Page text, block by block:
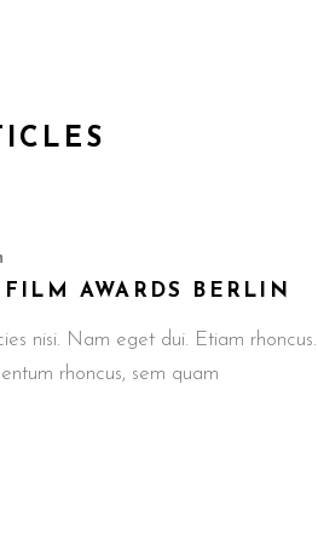
AWARDS BERLIN
nisi. Nam eget dui. Etiam
rhoncus, sem quam